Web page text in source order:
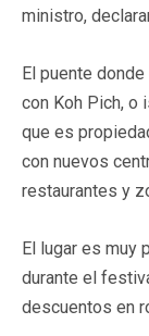
ministro,
El puente
con Koh Pich, o
que es
con nuevos
restaurantes y
El lugar es muy
durante el
descuentos en